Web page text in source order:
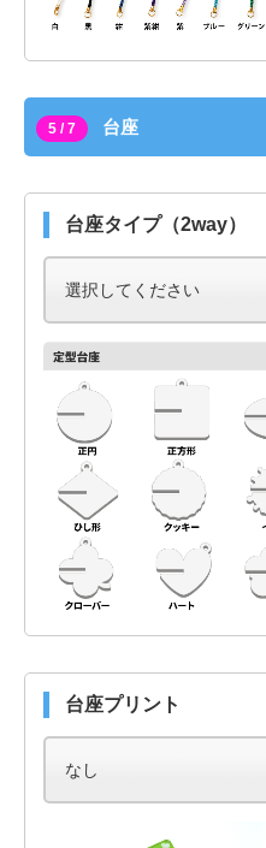
5 / 7 台座
台座タイプ（2way）
台座プリント